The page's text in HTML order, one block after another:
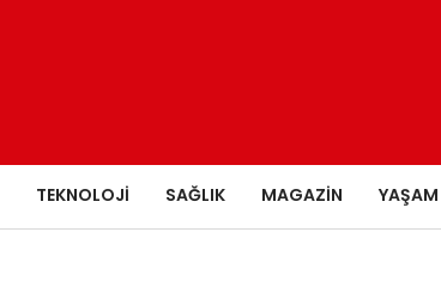
TEKNOLOJI SAĞLIK MAGAZIN YAŞAM